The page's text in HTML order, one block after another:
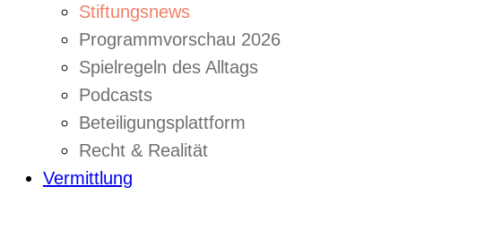
Stiftungsnews
Programmvorschau 2026
Spielregeln des Alltags
Podcasts
Beteiligungsplattform
Recht & Realität
Vermittlung